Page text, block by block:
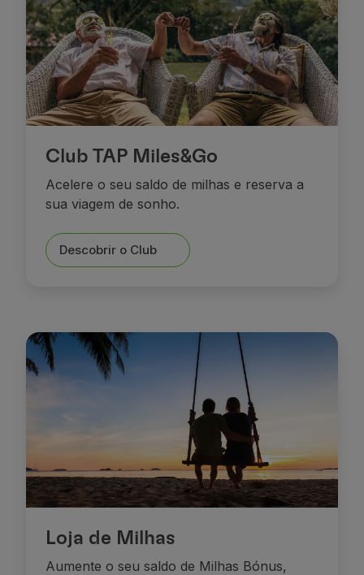
Club TAP Miles&Go
Acelere o seu saldo de milhas e reserva a
sua viagem de sonho.
Descobrir o Club
Loja de Milhas
Aumente o seu saldo de Milhas Bónus,